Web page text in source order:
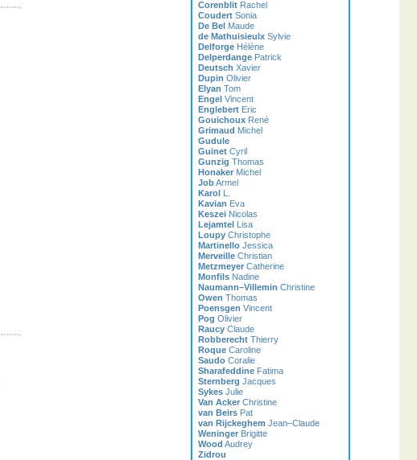
Corenblit Rachel
Coudert Sonia
De Bel Maude
de Mathuisieulx Sylvie
Delforge Hélène
Delperdange Patrick
Deutsch Xavier
Dupin Olivier
Elyan Tom
Engel Vincent
Englebert Eric
Gouichoux René
Grimaud Michel
Gudule
Guinet Cyril
Gunzig Thomas
Honaker Michel
JobArmel
Karol L.
Kavian Eva
Keszei Nicolas
Lejamtel Lisa
Loupy Christophe
Martinello Jessica
Merveille Christian
Metzmeyer Catherine
Monfils Nadine
Naumann–Villemin Christine
Owen Thomas
Poensgen Vincent
Pog Olivier
Raucy Claude
Robberecht Thierry
Roque Caroline
Saudo Coralie
Sharafeddine Fatima
Sternberg Jacques
Sykes Julie
Van Acker Christine
van Beirs Pat
van Rijckeghem Jean–Claude
Weninger Brigitte
Wood Audrey
Zidrou